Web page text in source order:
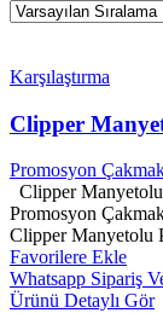
Karşılaştırma
Clipper
Promosyon
Clipper
Promosyon
Clipper Manyetolu
Favorilere Ekle
Whatsapp Sipariş
Ürünü Detaylı Gör